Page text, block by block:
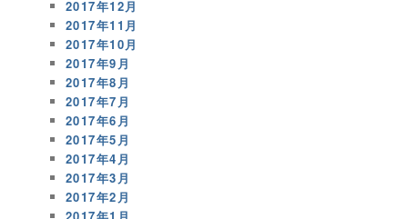
2017年12月
2017年11月
2017年10月
2017年9月
2017年8月
2017年7月
2017年6月
2017年5月
2017年4月
2017年3月
2017年2月